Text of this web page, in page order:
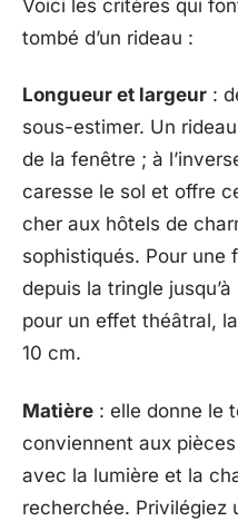
Voici les critères qui
tombé d’un rideau :
Longueur et largeur :
sous-estimer. Un
de la fenêtre ; à
caresse le sol et offre
cher aux hôtels de
sophistiqués. Pour une
depuis la tringle
pour un effet théâtral,
10 cm.
Matière : elle donne le
conviennent aux
avec la lumière et la
recherchée. Privilégiez